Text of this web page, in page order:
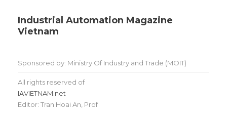
Industrial Automation Magazine
Vietnam
Sponsored by: Ministry Of Industry and Trade (MOIT)
All rights reserved of
IAVIETNAM.net
Editor: Tran Hoai An, Prof